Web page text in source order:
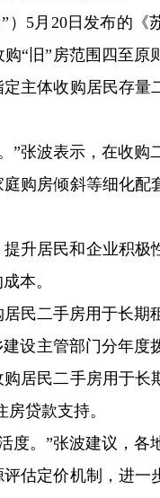
5月20日发布的《
“旧”房范围四至原
主体收购居民存量
张波表示，在收购
购房倾斜等细化配
升居民和企业积极
本。
民二手房用于长期
设主管部门分年度
居民二手房用于长
贷款支持。
度。”张波建议，各
估定价机制，进一